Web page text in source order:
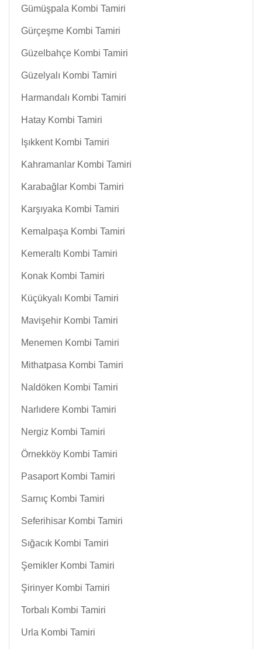
Gümüşpala Kombi Tamiri
Gürçeşme Kombi Tamiri
Güzelbahçe Kombi Tamiri
Güzelyalı Kombi Tamiri
Harmandalı Kombi Tamiri
Hatay Kombi Tamiri
Işıkkent Kombi Tamiri
Kahramanlar Kombi Tamiri
Karabağlar Kombi Tamiri
Karşıyaka Kombi Tamiri
Kemalpaşa Kombi Tamiri
Kemeraltı Kombi Tamiri
Konak Kombi Tamiri
Küçükyalı Kombi Tamiri
Mavişehir Kombi Tamiri
Menemen Kombi Tamiri
Mithatpasa Kombi Tamiri
Naldöken Kombi Tamiri
Narlıdere Kombi Tamiri
Nergiz Kombi Tamiri
Örnekköy Kombi Tamiri
Pasaport Kombi Tamiri
Sarnıç Kombi Tamiri
Seferihisar Kombi Tamiri
Sığacık Kombi Tamiri
Şemikler Kombi Tamiri
Şirinyer Kombi Tamiri
Torbalı Kombi Tamiri
Urla Kombi Tamiri